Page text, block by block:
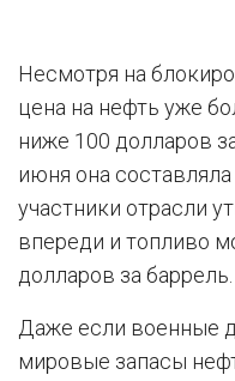
Несмотря на
цена на нефть уже
ниже 100 долларов
июня она
участники отрасли
впереди и топливо
долларов за баррель.
Даже если военные
мировые запасы